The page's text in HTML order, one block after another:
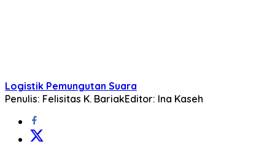
Logistik Pemungutan Suara
Penulis: Felisitas K. BariakEditor: Ina Kaseh